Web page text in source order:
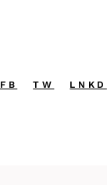
FB TW LNKD